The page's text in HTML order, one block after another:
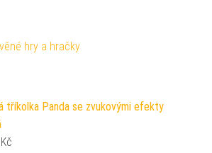
hry a hračky
tříkolka Panda se zvukovými efekty
Kč